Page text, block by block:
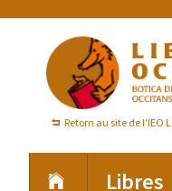
primary
navigation
content
Retorn au site de l'IEO
Libres